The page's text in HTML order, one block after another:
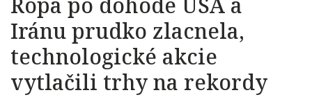
Iránu prudko zlacnela,
technologické akcie
vytlačili trhy na rekordy